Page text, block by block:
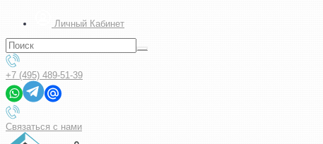
Личный Кабинет
+7 (495) 489-51-39
Связаться с нами